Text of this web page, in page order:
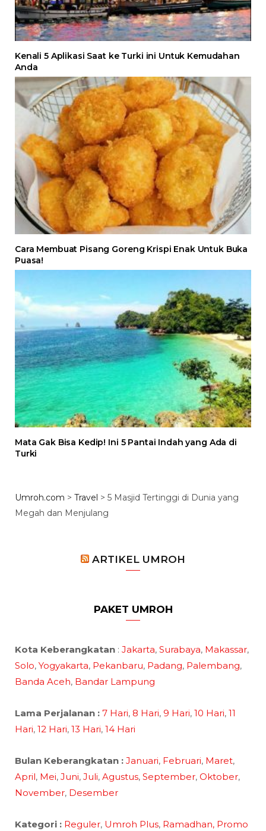
Kenali 5 Aplikasi Saat ke Turki ini Untuk Kemudahan
Anda
Cara Membuat Pisang Goreng Krispi Enak Untuk Buka
Puasa!
Mata Gak Bisa Kedip! Ini 5 Pantai Indah yang Ada di
Turki
Umroh.com > Travel > 5 Masjid Tertinggi di Dunia yang
Megah dan Menjulang
ARTIKEL UMROH
PAKET UMROH
Kota Keberangkatan : Jakarta, Surabaya, Makassar,
Solo, Yogyakarta, Pekanbaru, Padang, Palembang,
Banda Aceh, Bandar Lampung
Lama Perjalanan : 7 Hari, 8 Hari, 9 Hari, 10 Hari, 11
Hari, 12 Hari, 13 Hari, 14 Hari
Bulan Keberangkatan : Januari, Februari, Maret,
April, Mei, Juni, Juli, Agustus, September, Oktober,
November, Desember
Kategori : Reguler, Umroh Plus, Ramadhan, Promo